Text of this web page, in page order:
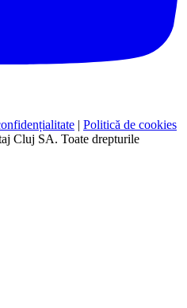
| Politică de cookies
Cluj SA. Toate drepturile